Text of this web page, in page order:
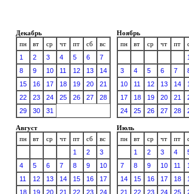
Декабрь
пн
вт ср чт пт сб
вс
1
2 3 4 5 6
7
8
9 10 11 12 13
14
15
16 17 18 19 20
21
22
23 24 25 26 27
28
29
30 31
Ноябрь
пн
вт ср чт пт
3
4 5 6 7
10
11 12 13 14
17
18 19 20 21
24
25 26 27 28
Август
пн
вт ср чт пт сб
вс
1
2
3
4
5 6 7 8 9
10
11
12 13 14 15 16
17
18
19 20 21 22 23
24
Июль
пн
вт ср чт пт
1
2 3 4
7
8 9 10 11
14
15 16 17 18
21
22 23 24 25